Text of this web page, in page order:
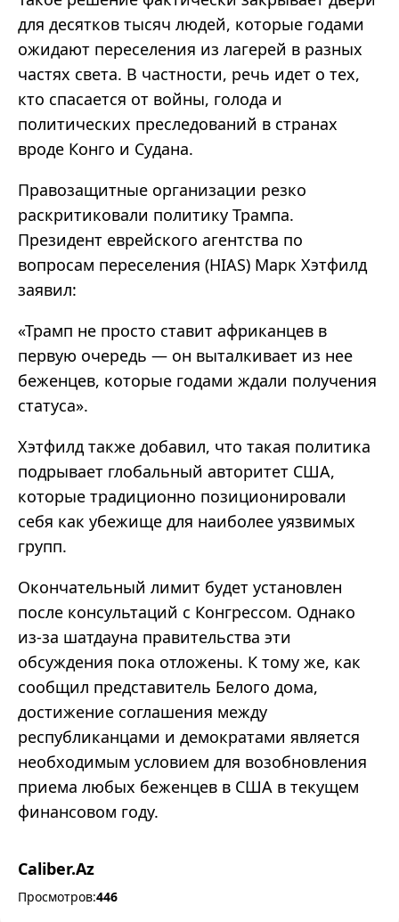
для десятков тысяч людей, которые годами
ожидают переселения из лагерей в разных
частях света. В частности, речь идет о тех,
кто спасается от войны, голода и
политических преследований в странах
вроде Конго и Судана.
Правозащитные организации резко
раскритиковали политику Трампа.
Президент еврейского агентства по
вопросам переселения (HIAS) Марк Хэтфилд
заявил:
«Трамп не просто ставит африканцев в
первую очередь — он выталкивает из нее
беженцев, которые годами ждали получения
статуса».
Хэтфилд также добавил, что такая политика
подрывает глобальный авторитет США,
которые традиционно позиционировали
себя как убежище для наиболее уязвимых
групп.
Окончательный лимит будет установлен
после консультаций с Конгрессом. Однако
из-за шатдауна правительства эти
обсуждения пока отложены. К тому же, как
сообщил представитель Белого дома,
достижение соглашения между
республиканцами и демократами является
необходимым условием для возобновления
приема любых беженцев в США в текущем
финансовом году.
Caliber.Az
Просмотров:446